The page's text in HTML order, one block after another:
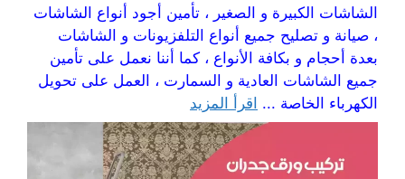
الشاشات الكبيرة و الصغير ، تأمين أجود أنواع الشاشات
، صيانة و تصليح جميع أنواع التلفزيونات و الشاشات
بعدة أحجام و بكافة الأنواع ، كما أننا نعمل على تأمين
جميع الشاشات العادية و السمارت ، العمل على تحويل
الكهرباء الخاصة ... اقرأ المزيد